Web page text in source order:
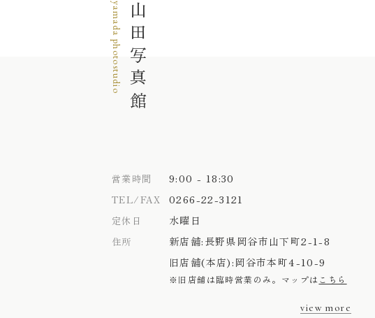
山田写真館
yamada photostudio
営業時間 9:00 - 18:30
TEL/FAX 0266-22-3121
定休日 水曜日
住所 新店舗: 長野県岡谷市山下町2-1-8
旧店舗(本店): 岡谷市本町4-10-9
※旧店舗は臨時営業のみ。 マップは こちら
view more